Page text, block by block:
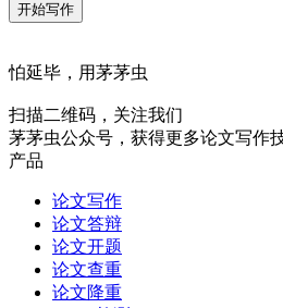
开始写作
怕延毕，用茅茅虫
扫描二维码，关注我们
茅茅虫公众号，获得更多论文写作技
产品
论文写作
论文答辩
论文开题
论文查重
论文降重